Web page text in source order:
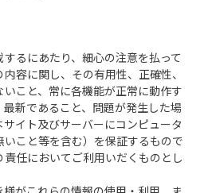
るにあたり、細心の注意を払って
容に関し、その有用性、正確性、
こと、常に各機能が正常に動作す
新であること、問題が発生した場
イト及びサーバーにコンピュータ
こと等を含む）を保証するもので
任においてご利用いだくものとし